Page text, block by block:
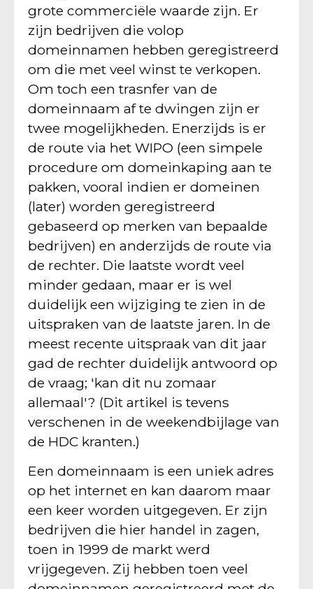
grote commerciële waarde zijn. Er
zijn bedrijven die volop
domeinnamen hebben geregistreerd
om die met veel winst te verkopen.
Om toch een trasnfer van de
domeinnaam af te dwingen zijn er
twee mogelijkheden. Enerzijds is er
de route via het WIPO (een simpele
procedure om domeinkaping aan te
pakken, vooral indien er domeinen
(later) worden geregistreerd
gebaseerd op merken van bepaalde
bedrijven) en anderzijds de route via
de rechter. Die laatste wordt veel
minder gedaan, maar er is wel
duidelijk een wijziging te zien in de
uitspraken van de laatste jaren. In de
meest recente uitspraak van dit jaar
gad de rechter duidelijk antwoord op
de vraag; 'kan dit nu zomaar
allemaal'? (Dit artikel is tevens
verschenen in de weekendbijlage van
de HDC kranten.)
Een domeinnaam is een uniek adres
op het internet en kan daarom maar
een keer worden uitgegeven. Er zijn
bedrijven die hier handel in zagen,
toen in 1999 de markt werd
vrijgegeven. Zij hebben toen veel